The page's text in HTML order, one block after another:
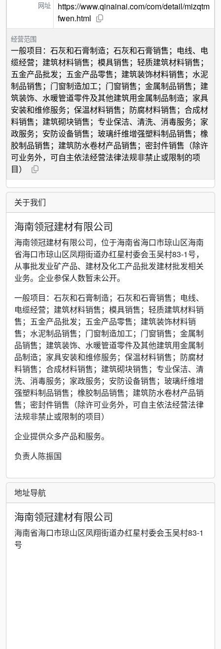
网址
https://www.qinainai.com/com/detail/mizqtm
fwen.html
经营范围
一般项目：石灰和石膏制造；石灰和石膏销售；电线、电
缆经营；建筑材料销售；模具销售；轻质建筑材料销售；
五金产品批发；五金产品零售；建筑装饰材料销售；水泥
制品销售；门窗制造加工；门窗销售；金属制品销售；建
筑装饰、水暖管道零件及其他建筑用金属制品制造；家具
安装和维修服务；保温材料销售；防腐材料销售；合成材
料销售；建筑砌块销售；专业保洁、清洗、消毒服务；家
政服务；安防设备销售；玻璃纤维增强塑料制品销售；橡
胶制品销售；建筑防水卷材产品销售；密封件销售（除许
可业务外，可自主依法经营法律法规非禁止或限制的项
目）
关于我们
海南领冠建材有限公司
海南领冠建材有限公司，位于海南省海口市琼山区海南
省海口市琼山区凤翔街道办红星村委会玉吴村83-1号，
从事批发业矿产品、建材及化工产品批发建材批发相关
业务。企业参保人数暂未公开。
一般项目：石灰和石膏制造；石灰和石膏销售；电线、
电缆经营；建筑材料销售；模具销售；轻质建筑材料销
售；五金产品批发；五金产品零售；建筑装饰材料销
售；水泥制品销售；门窗制造加工；门窗销售；金属制
品销售；建筑装饰、水暖管道零件及其他建筑用金属制
品制造；家具安装和维修服务；保温材料销售；防腐材
料销售；合成材料销售；建筑砌块销售；专业保洁、清
洗、消毒服务；家政服务；安防设备销售；玻璃纤维增
强塑料制品销售；橡胶制品销售；建筑防水卷材产品销
售；密封件销售（除许可业务外，可自主依法经营法律
法规非禁止或限制的项目）
企业提供众多产品和服务。
负责人陈振国
地址导航
海南领冠建材有限公司
海南省海口市琼山区凤翔街道办红星村委会玉吴村83-1
号